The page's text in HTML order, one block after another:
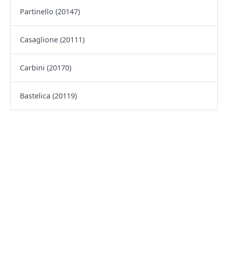
Partinello (20147)
Casaglione (20111)
Carbini (20170)
Bastelica (20119)